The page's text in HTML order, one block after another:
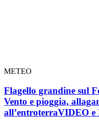
METEO
Flagello grandine sul
Vento e pioggia,
all’entroterraVIDEO